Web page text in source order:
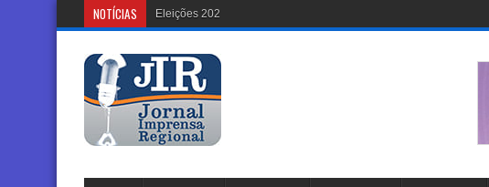
NOTÍCIAS Eleições 2026: Justiça Eleitoral